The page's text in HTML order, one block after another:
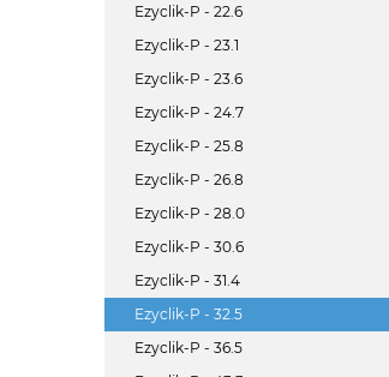
Ezyclik-P - 22.6
Ezyclik-P - 23.1
Ezyclik-P - 23.6
Ezyclik-P - 24.7
Ezyclik-P - 25.8
Ezyclik-P - 26.8
Ezyclik-P - 28.0
Ezyclik-P - 30.6
Ezyclik-P - 31.4
Ezyclik-P - 32.5
Ezyclik-P - 36.5